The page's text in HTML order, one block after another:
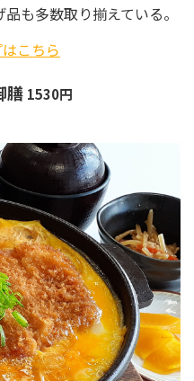
も多数取り揃えている。
こちら
膳 1530円